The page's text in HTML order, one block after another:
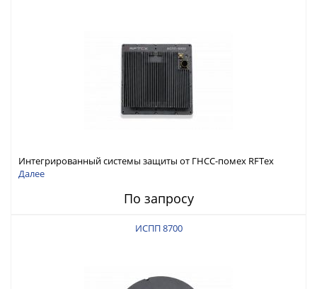
Интегрированный системы защиты от ГНСС-помех RFТех
ИСПП 8800
Далее
По запросу
ИСПП 8700